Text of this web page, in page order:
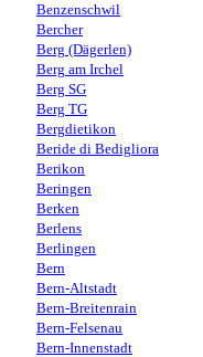
Benzenschwil
Bercher
Berg (Dägerlen)
Berg am Irchel
Berg SG
Berg TG
Bergdietikon
Beride di Bedigliora
Berikon
Beringen
Berken
Berlens
Berlingen
Bern
Bern-Altstadt
Bern-Breitenrain
Bern-Felsenau
Bern-Innenstadt